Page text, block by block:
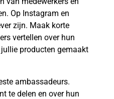
Op Instagram en
zijn. Maak korte
vertellen over hun
producten gemaakt
ambassadeurs.
te delen en over hun